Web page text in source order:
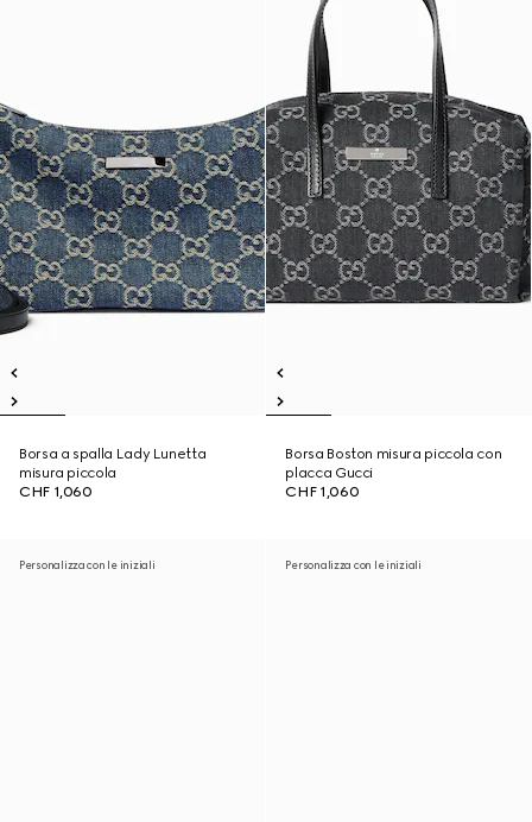
Borsa a spalla Lady Lunetta
misura piccola
CHF 1,060
Borsa Boston misura piccola con
placca Gucci
CHF 1,060
Personalizza con le iniziali Personalizza con le iniziali